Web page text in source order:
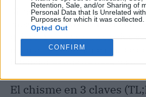
Retention, Sale, and/or Sharing of
Personal Data that Is Unrelated
Purposes for which it was collected.
Opted Out
CONFIRM
Si hay algo que define a
capacidad para controlar el
quiere. Y esta vez, ha elegido
misma. El gesto tiene más de
intenciones que de desahogo.
El chisme en 3 claves